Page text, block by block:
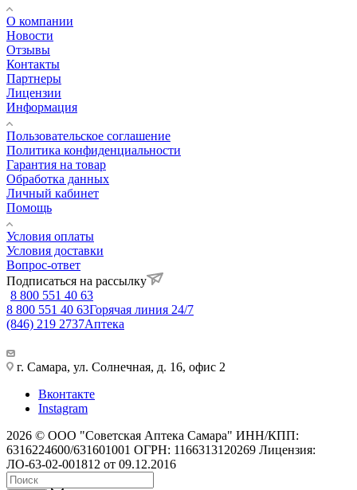
О компании
Новости
Отзывы
Контакты
Партнеры
Лицензии
Информация
Пользовательское соглашение
Политика конфиденциальности
Гарантия на товар
Обработка данных
Личный кабинет
Помощь
Условия оплаты
Условия доставки
Вопрос-ответ
Подписаться на рассылку
8 800 551 40 63
8 800 551 40 63Горячая линия 24/7
(846) 219 2737Аптека
г. Самара, ул. Солнечная, д. 16, офис 2
Вконтакте
Instagram
2026 © ООО "Советская Аптека Самара" ИНН/КПП:
6316224600/631601001 ОГРН: 1166313120269 Лицензия:
ЛО-63-02-001812 от 09.12.2016